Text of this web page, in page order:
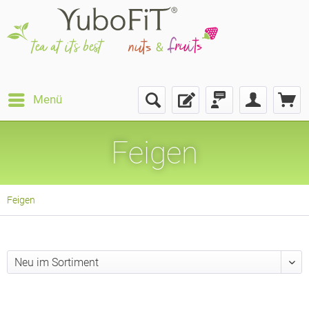
Menü
Feigen
Feigen